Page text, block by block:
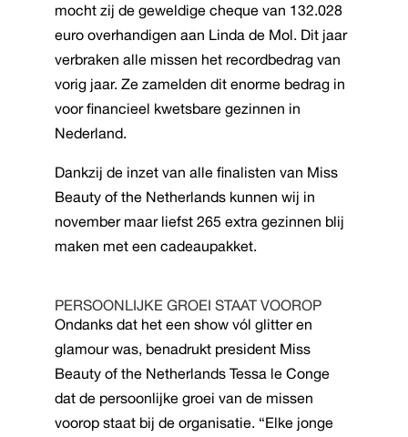
mocht zij de geweldige cheque van 132.028
euro overhandigen aan Linda de Mol. Dit jaar
verbraken alle missen het recordbedrag van
vorig jaar. Ze zamelden dit enorme bedrag in
voor financieel kwetsbare gezinnen in
Nederland.
Dankzij de inzet van alle finalisten van Miss
Beauty of the Netherlands kunnen wij in
november maar liefst 265 extra gezinnen blij
maken met een cadeaupakket.
PERSOONLIJKE GROEI STAAT VOOROP
Ondanks dat het een show vól glitter en
glamour was, benadrukt president Miss
Beauty of the Netherlands Tessa le Conge
dat de persoonlijke groei van de missen
voorop staat bij de organisatie. “Elke jonge